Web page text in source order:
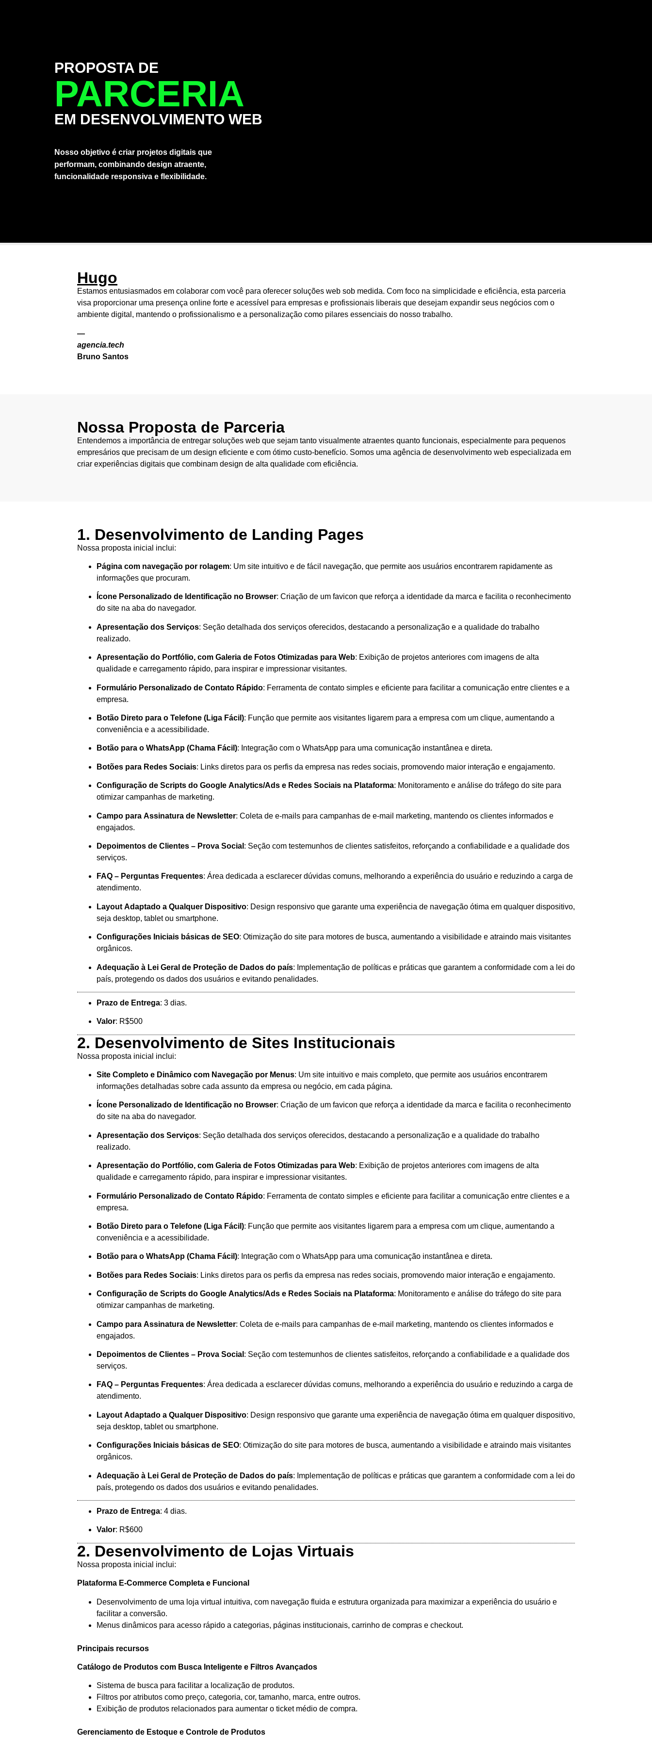
PROPOSTA DE
PARCERIA
EM DESENVOLVIMENTO WEB
Nosso objetivo é criar projetos digitais que
performam, combinando design atraente,
funcionalidade responsiva e flexibilidade.
Hugo
Estamos entusiasmados em colaborar com você para oferecer soluções web sob medida. Com foco na simplicidade e eficiência, esta parceria
visa proporcionar uma presença online forte e acessível para empresas e profissionais liberais que desejam expandir seus negócios com o
ambiente digital, mantendo o profissionalismo e a personalização como pilares essenciais do nosso trabalho.
—
agencia.tech
Bruno Santos
Nossa Proposta de Parceria
Entendemos a importância de entregar soluções web que sejam tanto visualmente atraentes quanto funcionais, especialmente para pequenos
empresários que precisam de um design eficiente e com ótimo custo-benefício. Somos uma agência de desenvolvimento web especializada em
criar experiências digitais que combinam design de alta qualidade com eficiência.
1. Desenvolvimento de Landing Pages
Nossa proposta inicial inclui:
Página com navegação por rolagem: Um site intuitivo e de fácil navegação, que permite aos usuários encontrarem rapidamente as
informações que procuram.
Ícone Personalizado de Identificação no Browser: Criação de um favicon que reforça a identidade da marca e facilita o reconhecimento
do site na aba do navegador.
Apresentação dos Serviços: Seção detalhada dos serviços oferecidos, destacando a personalização e a qualidade do trabalho
realizado.
Apresentação do Portfólio, com Galeria de Fotos Otimizadas para Web: Exibição de projetos anteriores com imagens de alta
qualidade e carregamento rápido, para inspirar e impressionar visitantes.
Formulário Personalizado de Contato Rápido: Ferramenta de contato simples e eficiente para facilitar a comunicação entre clientes e a
empresa.
Botão Direto para o Telefone (Liga Fácil): Função que permite aos visitantes ligarem para a empresa com um clique, aumentando a
conveniência e a acessibilidade.
Botão para o WhatsApp (Chama Fácil): Integração com o WhatsApp para uma comunicação instantânea e direta.
Botões para Redes Sociais: Links diretos para os perfis da empresa nas redes sociais, promovendo maior interação e engajamento.
Configuração de Scripts do Google Analytics/Ads e Redes Sociais na Plataforma: Monitoramento e análise do tráfego do site para
otimizar campanhas de marketing.
Campo para Assinatura de Newsletter: Coleta de e-mails para campanhas de e-mail marketing, mantendo os clientes informados e
engajados.
Depoimentos de Clientes – Prova Social : Seção com testemunhos de clientes satisfeitos, reforçando a confiabilidade e a qualidade dos
serviços.
FAQ – Perguntas Frequentes: Área dedicada a esclarecer dúvidas comuns, melhorando a experiência do usuário e reduzindo a carga de
atendimento.
Layout Adaptado a Qualquer Dispositivo: Design responsivo que garante uma experiência de navegação ótima em qualquer dispositivo,
seja desktop, tablet ou smartphone.
Configurações Iniciais básicas de SEO: Otimização do site para motores de busca, aumentando a visibilidade e atraindo mais visitantes
orgânicos.
Adequação à Lei Geral de Proteção de Dados do país: Implementação de políticas e práticas que garantem a conformidade com a lei do
país, protegendo os dados dos usuários e evitando penalidades.
Prazo de Entrega: 3 dias.
Valor: R$500
2. Desenvolvimento de Sites Institucionais
Nossa proposta inicial inclui:
Site Completo e Dinâmico com Navegação por Menus: Um site intuitivo e mais completo, que permite aos usuários encontrarem
informações detalhadas sobre cada assunto da empresa ou negócio, em cada página.
Ícone Personalizado de Identificação no Browser: Criação de um favicon que reforça a identidade da marca e facilita o reconhecimento
do site na aba do navegador.
Apresentação dos Serviços: Seção detalhada dos serviços oferecidos, destacando a personalização e a qualidade do trabalho
realizado.
Apresentação do Portfólio, com Galeria de Fotos Otimizadas para Web: Exibição de projetos anteriores com imagens de alta
qualidade e carregamento rápido, para inspirar e impressionar visitantes.
Formulário Personalizado de Contato Rápido: Ferramenta de contato simples e eficiente para facilitar a comunicação entre clientes e a
empresa.
Botão Direto para o Telefone (Liga Fácil): Função que permite aos visitantes ligarem para a empresa com um clique, aumentando a
conveniência e a acessibilidade.
Botão para o WhatsApp (Chama Fácil): Integração com o WhatsApp para uma comunicação instantânea e direta.
Botões para Redes Sociais: Links diretos para os perfis da empresa nas redes sociais, promovendo maior interação e engajamento.
Configuração de Scripts do Google Analytics/Ads e Redes Sociais na Plataforma: Monitoramento e análise do tráfego do site para
otimizar campanhas de marketing.
Campo para Assinatura de Newsletter: Coleta de e-mails para campanhas de e-mail marketing, mantendo os clientes informados e
engajados.
Depoimentos de Clientes – Prova Social : Seção com testemunhos de clientes satisfeitos, reforçando a confiabilidade e a qualidade dos
serviços.
FAQ – Perguntas Frequentes: Área dedicada a esclarecer dúvidas comuns, melhorando a experiência do usuário e reduzindo a carga de
atendimento.
Layout Adaptado a Qualquer Dispositivo: Design responsivo que garante uma experiência de navegação ótima em qualquer dispositivo,
seja desktop, tablet ou smartphone.
Configurações Iniciais básicas de SEO: Otimização do site para motores de busca, aumentando a visibilidade e atraindo mais visitantes
orgânicos.
Adequação à Lei Geral de Proteção de Dados do país: Implementação de políticas e práticas que garantem a conformidade com a lei do
país, protegendo os dados dos usuários e evitando penalidades.
Prazo de Entrega: 4 dias.
Valor: R$600
2. Desenvolvimento de Lojas Virtuais
Nossa proposta inicial inclui:
Plataforma E-Commerce Completa e Funcional
Desenvolvimento de uma loja virtual intuitiva, com navegação fluida e estrutura organizada para maximizar a experiência do usuário e
facilitar a conversão.
Menus dinâmicos para acesso rápido a categorias, páginas institucionais, carrinho de compras e checkout.
Principais recursos
Catálogo de Produtos com Busca Inteligente e Filtros Avançados
Sistema de busca para facilitar a localização de produtos.
Filtros por atributos como preço, categoria, cor, tamanho, marca, entre outros.
Exibição de produtos relacionados para aumentar o ticket médio de compra.
Gerenciamento de Estoque e Controle de Produtos